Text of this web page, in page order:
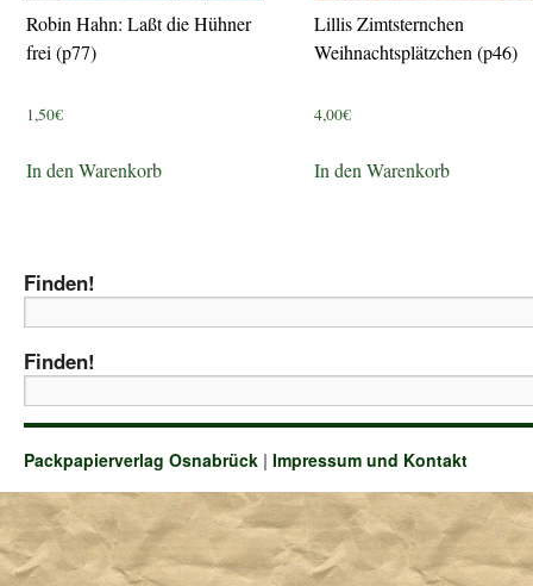
Robin Hahn: Laßt die Hühner
frei (p77)
1,50€
In den Warenkorb
Lillis Zimtsternchen
Weihnachtsplätzchen (p46)
4,00€
In den Warenkorb
Finden!
Finden!
Packpapierverlag Osnabrück | Impressum und Kontakt